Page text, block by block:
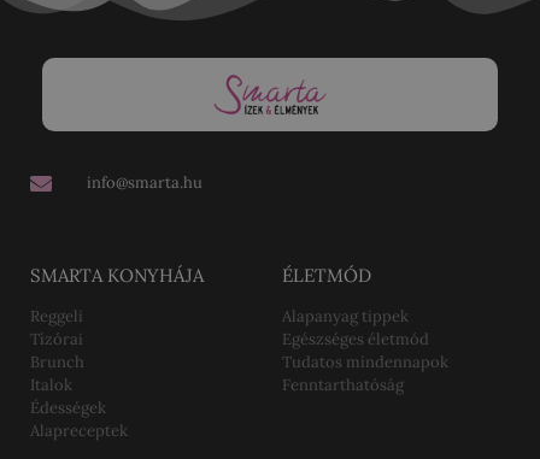
info@smarta.hu
SMARTA KONYHÁJA
Reggeli
Tízórai
Brunch
Italok
Édességek
Alapreceptek
ÉLETMÓD
Alapanyag tippek
Egészséges életmód
Tudatos mindennapok
Fenntarthatóság